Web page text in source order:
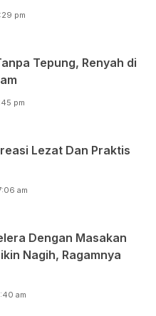
pm
Tepung, Renyah di
pm
Lezat Dan Praktis
am
Dengan Masakan
Nagih, Ragamnya
am